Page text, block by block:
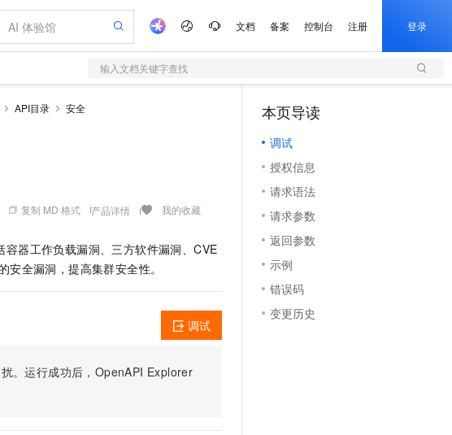
文档 备案 控制台 注册 登录
输入文档关键字查找
API目录
安全
复制 MD 格式 产品详情 我的收藏
容器工作负载漏洞、三方软件漏洞、CVE
全漏洞，提高集群安全性。
。运行成功后，OpenAPI Explorer
调试
本页导读
调试
授权信息
请求语法
请求参数
返回参数
示例
错误码
变更历史
大模型服务平台百炼
图片和视频生成
HappyHorse-1.1-T2V
让文字生成流畅细腻的高质量视频
文戏情感细腻自然，动作戏激烈拳拳到肉，实现更强表演能力
语音识别与合成
Qwen3-TTS-Flash
面向真实软件的智能体编程平台
云原生数据库 PolarDB
云原生的云上边界网络安全防护产品
轻量应用服务器
数字证书管理服务（原SSL证书）
实现全站HTTPS，呈现可信的WEB访问
短信服务
大数据开发治理平台 DataWorks
通过阿里云百炼高效搭建AI应用,助力高效开发
低代码高效构建企业门户网站
Agency Agents：拥有专属领域专家
HappyHorse 打造一站式影视创作平台
漫剧工坊：一站式动画创作平台
快速生产连贯的高质量长漫剧
10 分钟搭建微信、支付宝小程序
高效部署网站，快速应用到小程序
间低至2折
AI 场景体验
图文、视频一站生成，高效打造优质广告素材
AI 建站
AI助力短剧漫剧创作，剧本、分镜、视频高效生成
AI 办公
AI 活动
AI 生产力先锋
先锋实践拓展 AI 生产力的边界
飞天发布时刻
所见，即是所愿
AI 实训营
从基础到进阶，Agent 创客手把手教你
创新加速
配置报价器
阿里云 OPC 创新助力计划
Token 补贴，五大权
益加速 OPC 成功
基础软件
Docker
JAVA
全能环境
专业服务
公司注册
上云迁移
代维服务
产品伙伴合作计划
数据库合作计划
云网络合作计划
Salesforce On Alibaba Cloud ISV 合作
服务生态伙伴
服务伙伴合作计划
Al MaaS 服务伙伴赋能合作
伙伴信用分合作计划
更多支持
合作伙伴培训与认证
查询合作伙伴
登录合作伙伴管理后台
阿里云认证
官网公告
开发者社区
镜像站
我要反馈
我要建议
我要投诉
市场活动
活动全景
魔搭 ModelScope
云工开物
加入我们
校园招聘